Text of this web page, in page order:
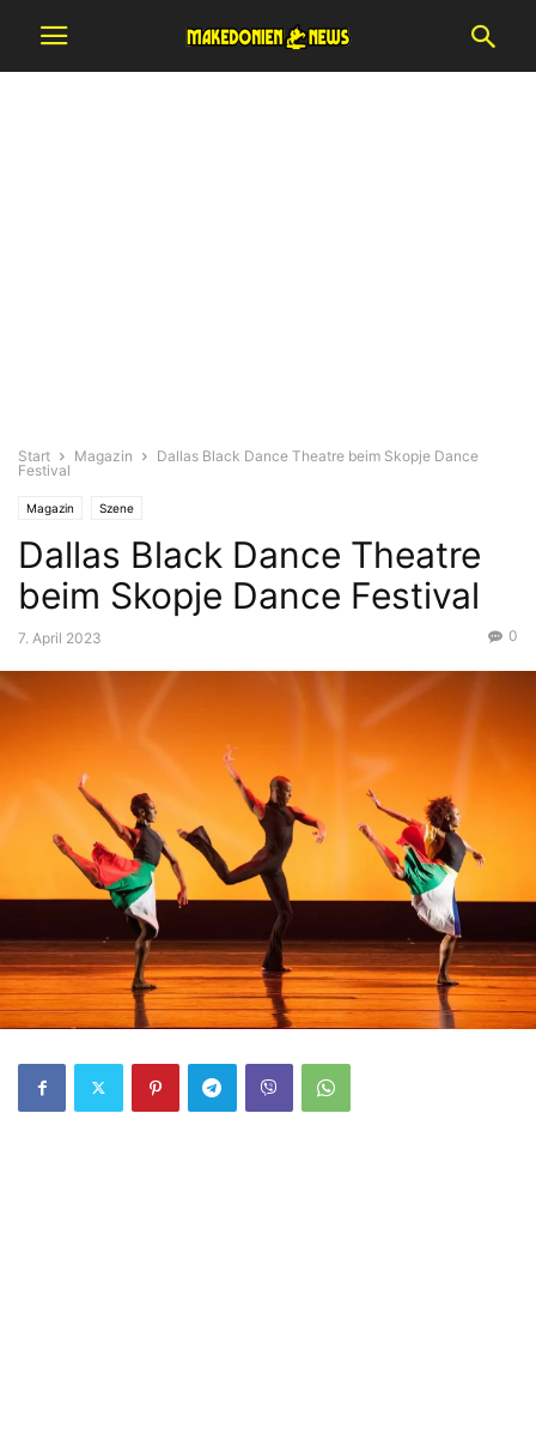
Start Magazin
Dallas Black Dance Theatre beim Skopje Dance
Festival
Magazin Szene
Dallas Black Dance Theatre
beim Skopje Dance Festival
7. April 2023 0